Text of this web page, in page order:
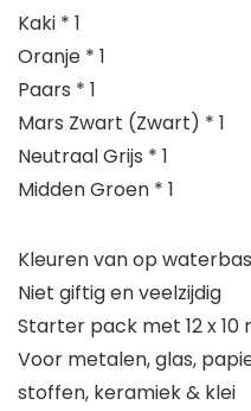
Kaki * 1
Oranje * 1
Paars * 1
Mars Zwart (Zwart) * 1
Neutraal Grijs * 1
Midden Groen * 1
Kleuren van op
Niet giftig en veelzijdig
Starter pack met 12 x 10
Voor metalen, glas,
stoffen, keramiek & klei